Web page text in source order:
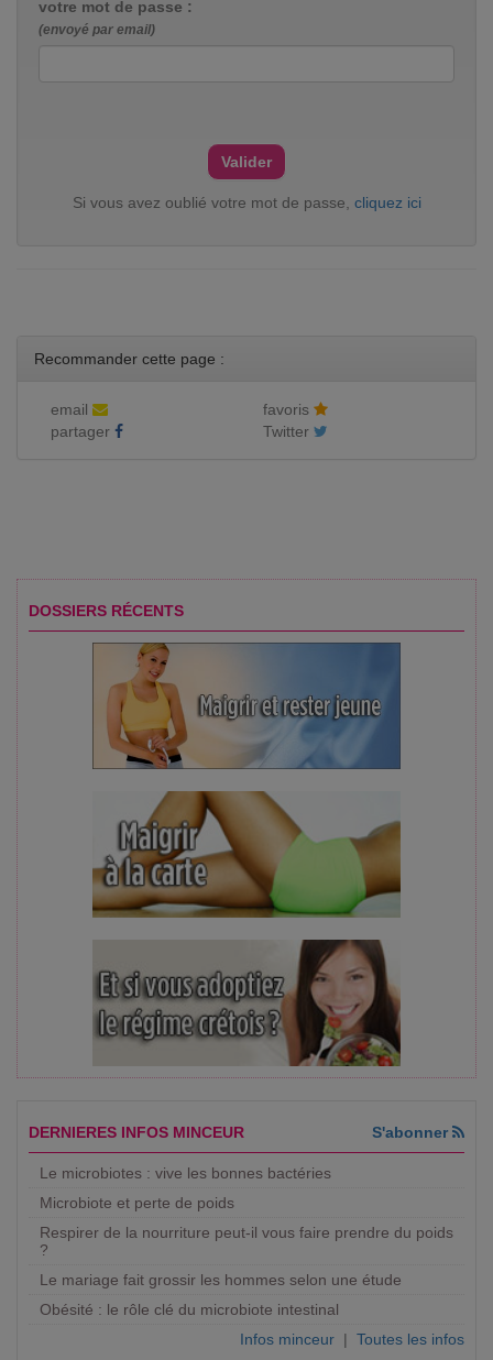
votre mot de passe :
(envoyé par email)
Si vous avez oublié votre mot de passe, cliquez ici
Recommander cette page :
email
favoris
partager
Twitter
DOSSIERS RÉCENTS
DERNIERES INFOS MINCEUR S'abonner
Le microbiotes : vive les bonnes bactéries
Microbiote et perte de poids
Respirer de la nourriture peut-il vous faire prendre du poids
?
Le mariage fait grossir les hommes selon une étude
Obésité : le rôle clé du microbiote intestinal
Infos minceur | Toutes les infos